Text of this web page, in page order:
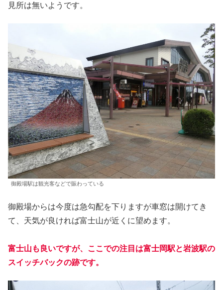
見所は無いようです。
御殿場駅は観光客などで賑わっている
御殿場からは今度は急勾配を下りますが車窓は開けてき
て、天気が良ければ富士山が近くに望めます。
富士山も良いですが、ここでの注目は富士岡駅と岩波駅の
スイッチバックの跡です。